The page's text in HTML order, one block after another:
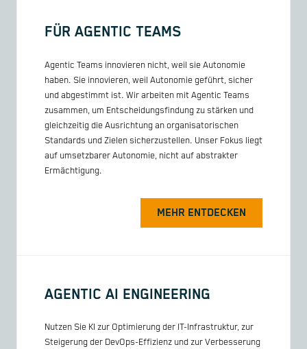
FÜR AGENTIC TEAMS
Agentic Teams innovieren nicht, weil sie Autonomie
haben. Sie innovieren, weil Autonomie geführt, sicher
und abgestimmt ist. Wir arbeiten mit Agentic Teams
zusammen, um Entscheidungsfindung zu stärken und
gleichzeitig die Ausrichtung an organisatorischen
Standards und Zielen sicherzustellen. Unser Fokus liegt
auf umsetzbarer Autonomie, nicht auf abstrakter
Ermächtigung.
MEHR ENTDECKEN
AGENTIC AI ENGINEERING
Nutzen Sie KI zur Optimierung der IT-Infrastruktur, zur
Steigerung der DevOps-Effizienz und zur Verbesserung